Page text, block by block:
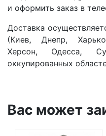
и оформить заказ в
Доставка
(Киев, Днепр,
Херсон, Одесса,
оккупированных
Вас может